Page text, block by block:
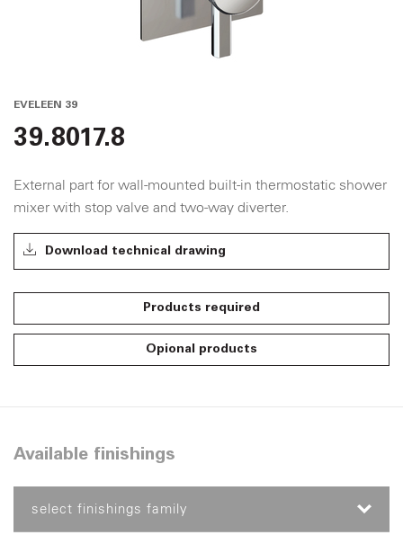
EVELEEN 39
39.8017.8
External part for wall-mounted built-in thermostatic shower
mixer with stop valve and two-way diverter.
Download technical drawing
Products required
Opional products
Available finishings
select finishings family